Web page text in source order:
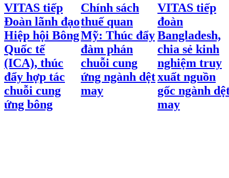
VITAS tiếp
Đoàn lãnh đạo
Hiệp hội Bông
Quốc tế
(ICA), thúc
đẩy hợp tác
chuỗi cung
ứng bông
Chính sách
thuế quan
Mỹ: Thúc đẩy
đàm phán
chuỗi cung
ứng ngành dệt
may
VITAS tiếp
đoàn
Bangladesh,
chia sẻ kinh
nghiệm truy
xuất nguồn
gốc ngành
may